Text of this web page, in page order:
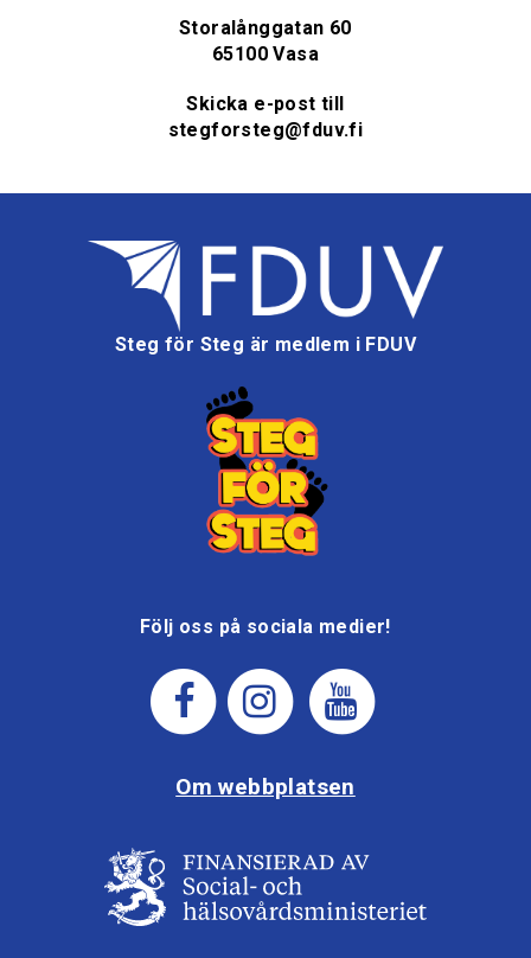
Storalånggatan 60
65100 Vasa
Skicka e-post till
stegforsteg@fduv.fi
Steg för Steg är medlem i FDUV
Följ oss på sociala medier!
Om webbplatsen